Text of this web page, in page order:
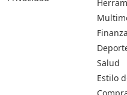
Salud
Estilo